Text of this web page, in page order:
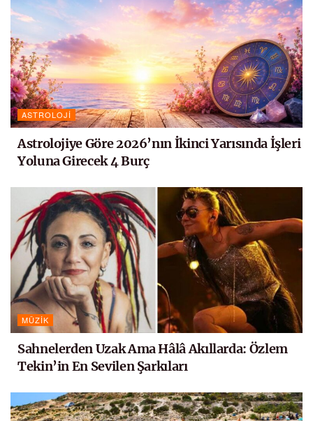
ASTROLOJI
Astrolojiye Göre 2026’nın İkinci Yarısında İşleri
Yoluna Girecek 4 Burç
MÜZIK
Sahnelerden Uzak Ama Hâlâ Akıllarda: Özlem
Tekin’in En Sevilen Şarkıları